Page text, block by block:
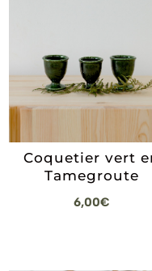
Coquetier vert
Tamegroute
6,00€